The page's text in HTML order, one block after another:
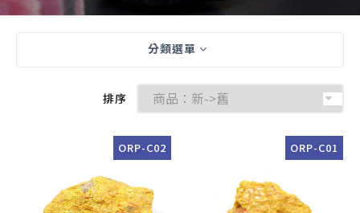
分類選單
排序
ORP-C02 ORP-C01